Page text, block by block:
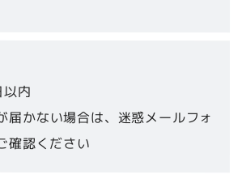
内
届かない場合は、迷惑メールフォ
確認ください